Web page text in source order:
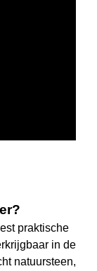
praktische
in de
natuursteen,